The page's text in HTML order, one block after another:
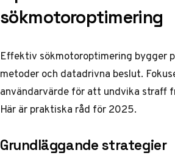
sökmotoroptimering
Effektiv sökmotoroptimering bygger
metoder och datadrivna beslut.
användarvärde för att undvika straff
Här är praktiska råd för 2025.
Grundläggande strategier